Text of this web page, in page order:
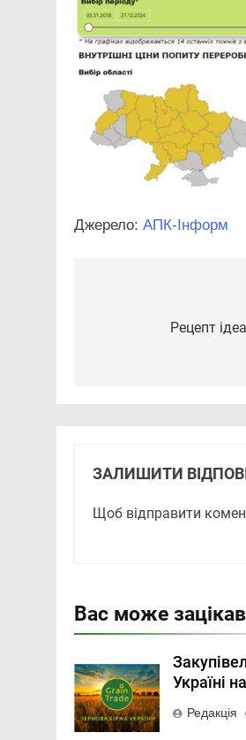
Джерело: АПК-Інформ
Рецепт
ЗАЛИШИТИ
Щоб відправити
Вас може
Україні
Редакція